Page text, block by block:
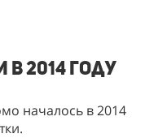
2014 году
началось в 2014